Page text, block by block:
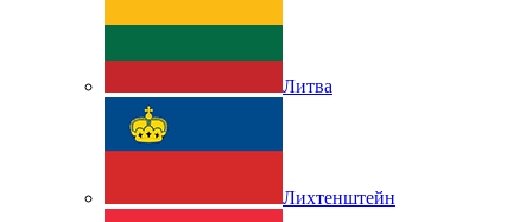
Литва
Лихтенштейн